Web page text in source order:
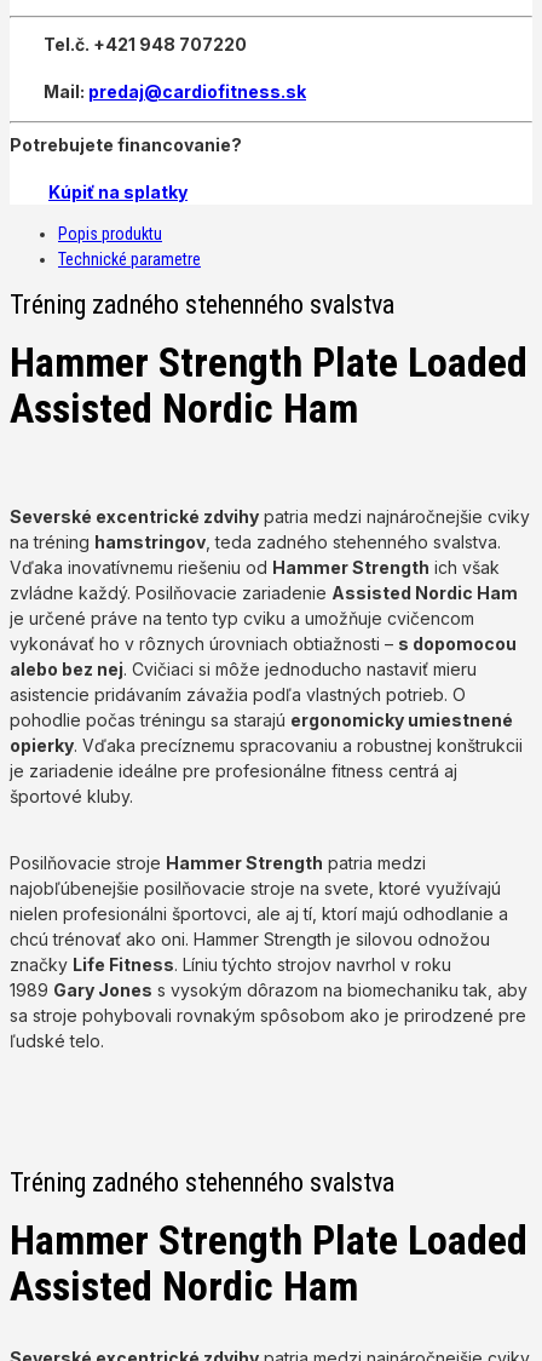
Tel.č. +421 948 707220
Mail: predaj@cardiofitness.sk
Potrebujete financovanie?
Kúpiť na splatky
Popis produktu
Technické parametre
Tréning zadného stehenného svalstva
Hammer Strength Plate Loaded
Assisted Nordic Ham
Severské excentrické zdvihy patria medzi najnáročnejšie cviky
na tréning hamstringov , teda zadného stehenného svalstva.
Vďaka inovatívnemu riešeniu od Hammer Strength ich však
zvládne každý. Posilňovacie zariadenie Assisted Nordic Ham
je určené práve na tento typ cviku a umožňuje cvičencom
vykonávať ho v rôznych úrovniach obtiažnosti – s dopomocou
alebo bez nej. Cvičiaci si môže jednoducho nastaviť mieru
asistencie pridávaním závažia podľa vlastných potrieb. O
pohodlie počas tréningu sa starajú ergonomicky umiestnené
opierky. Vďaka precíznemu spracovaniu a robustnej konštrukcii
je zariadenie ideálne pre profesionálne fitness centrá aj
športové kluby.
Posilňovacie stroje Hammer Strength patria medzi
najobľúbenejšie posilňovacie stroje na svete, ktoré využívajú
nielen profesionálni športovci, ale aj tí, ktorí majú odhodlanie a
chcú trénovať ako oni. Hammer Strength je silovou odnožou
značky Life Fitness. Líniu týchto strojov navrhol v roku
1989 Gary Jones s vysokým dôrazom na biomechaniku tak, aby
sa stroje pohybovali rovnakým spôsobom ako je prirodzené pre
ľudské telo.
Tréning zadného stehenného svalstva
Hammer Strength Plate Loaded
Assisted Nordic Ham